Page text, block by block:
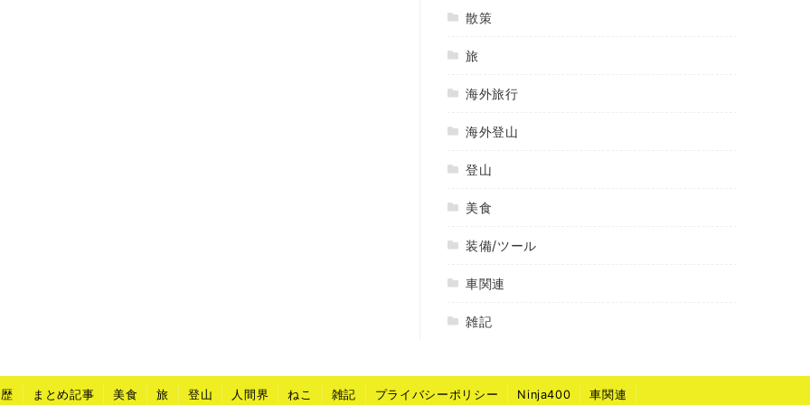
散策
旅
海外旅行
海外登山
登山
美食
装備/ツール
車関連
雑記
まとめ記事 美食 旅 登山 人間界 ねこ 雑記 プライバシーポリシー Ninja400 車関連